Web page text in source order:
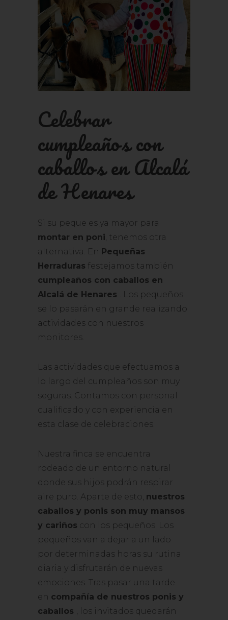
Celebrar
cumpleaños con
caballos en Alcalá
de Henares
Si su peque es ya mayor para
montar en poni, tenemos otra
alternativa. En Pequeñas
Herraduras festejamos también
cumpleaños con caballos en
Alcalá de Henares
. Los pequeños
se lo pasarán en grande realizando
actividades con nuestros
monitores.
Las actividades que efectuamos a
lo largo del cumpleaños son muy
seguras. Contamos con personal
cualificado y con experiencia en
esta clase de celebraciones.
Nuestra finca se encuentra
rodeado de un entorno natural
donde sus hijos podrán respirar
aire puro. Aparte de esto, nuestros
caballos y ponis son muy mansos
y cariños con los pequeños. Los
pequeños van a dejar a un lado
por determinadas horas su rutina
diaria y disfrutarán de nuevas
emociones. Tras pasar una tarde
en compañía de nuestros ponis y
caballos , los invitados quedarán